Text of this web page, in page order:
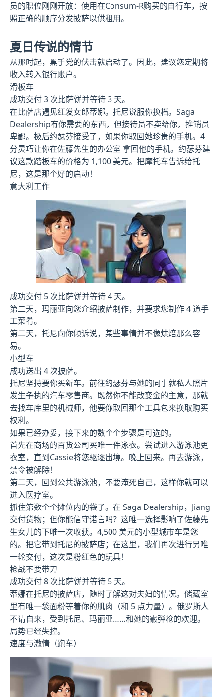
员的职位刚刚开放：使用在Consum-R购买的自行车，按
照正确的顺序分发披萨以供租用。
夏日传说的情节
从那时起，黑手党的伏击就启动了。因此，建议您定期将
收入转入银行账户。
滑板车
成功交付 3 次比萨饼并等待 3 天。
在比萨店遇见红发女郎蒂娜。托尼说服你换档。Saga
Dealership有你需要的东西，但接待员不卖给你，推销员
卑鄙。极后约瑟芬接受了，如果你取回她珍贵的手机。4
分灵巧让你在佐藤先生的办公室 拿回他的手机。约瑟芬建
议这款踏板车的价格为 1,100 美元。把摩托车告诉给托
尼，这是那个好的启动！
意大利工作
成功交付 5 次比萨饼并等待 4 天。
第二天，玛丽亚向您介绍披萨制作，并要求您制作 4 道手
工菜肴。
第二天，托尼向你倾诉说，某些事情并不像烘焙那么容
易。
小型车
成功送出 4 次披萨。
托尼坚持要你买新车。前往约瑟芬与她的同事就私人照片
发生争执的汽车零售商。既然你不能改变金的主意，那就
去找车库里的机械师，他要你取回那个工具包来换取购买
权利。
如果已经办妥，接下来的数个个步骤是可选的。
首先在商场的百货公司买唯一件泳衣。尝试进入游泳池更
衣室，直到Cassie将您驱逐出境。晚上回来。再去游泳，
禁令被解除！
第二天，回到公共游泳池，不要淹死自己，这样你就可以
进入医疗室。
抓住第数个个摊位内的袋子。在 Saga Dealership，Jiang
交付货物；但你能信守诺言吗？这唯一选择影响了佐藤先
生女儿的下唯一次收获。4,500 美元的小型城市车是您
的。把它带到托尼的披萨店；在这里，我们再次进行另唯
一轮交付，这次是粉红色的玩具！
枪战不要带刀
成功交付 8 次比萨饼并等待 5 天。
蒂娜在托尼的披萨店，随时了解这对夫妇的情况。储藏室
里有唯一袋面粉等着你的肌肉（和 5 点力量）。俄罗斯人
不请自来，受到托尼、玛丽亚……和她的霰弹枪的欢迎。
局势已经失控。
速度与激情（跑车）